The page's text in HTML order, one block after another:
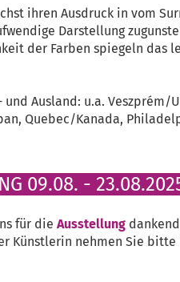
ihren Ausdruck in vom
Darstellung
der Farben spiegeln das
Ausland: u.a. Veszprém/
Quebec/Kanada,
09.08. -
für die Ausstellung
Künstlerin nehmen Sie bitte